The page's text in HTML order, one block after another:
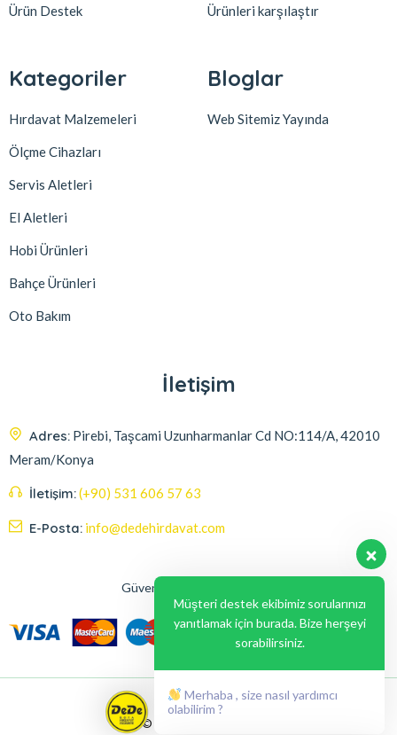
Ürün Destek Ürünleri karşılaştır
Kategoriler
Hırdavat Malzemeleri
Ölçme Cihazları
Servis Aletleri
El Aletleri
Hobi Ürünleri
Bahçe Ürünleri
Oto Bakım
Bloglar
Web Sitemiz Yayında
İletişim
Adres: Pirebi, Taşcami Uzunharmanlar Cd NO:114/A, 42010
Meram/Konya
İletişim:(+90) 531 606 57 63
E-Posta: info@dedehirdavat.com
Güvenli Ödeme Seçenekleri
© 2024, Liabil Dizayn
Müşteri destek ekibimiz sorularınızı
yanıtlamak için burada. Bize herşeyi
sorabilirsiniz.
Merhaba , size nasıl yardımcı
olabilirim ?